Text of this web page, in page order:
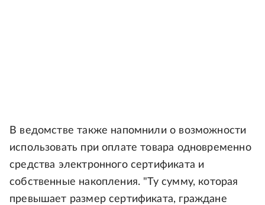
В ведомстве также напомнили о возможности
использовать при оплате товара одновременно
средства электронного сертификата и
собственные накопления. "Ту сумму, которая
превышает размер сертификата, граждане